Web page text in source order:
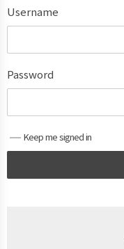
Username
Password
Keep me signed in